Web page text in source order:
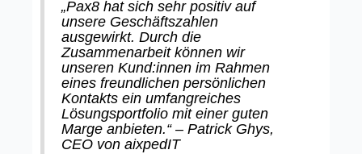
„Pax8 hat sich sehr positiv auf
unsere Geschäftszahlen
ausgewirkt. Durch die
Zusammenarbeit können wir
unseren Kund:innen im Rahmen
eines freundlichen persönlichen
Kontakts ein umfangreiches
Lösungsportfolio mit einer guten
Marge anbieten.“ – Patrick Ghys,
CEO von aixpedIT